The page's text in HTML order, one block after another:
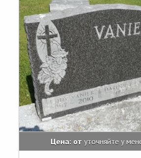
Цена: от уточняйте у